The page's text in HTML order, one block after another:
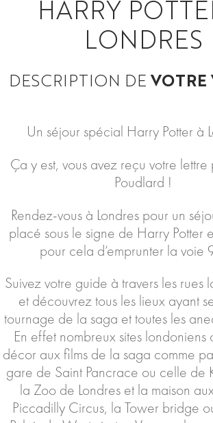
HARRY
LONDRES
DESCRIPTION DE VOTRE
Un séjour spécial Harry Potter à
Ça y est, vous avez reçu votre
Poudlard !
Rendez-vous à Londres pour un
placé sous le signe de Harry Potter
pour cela d’emprunter la
Suivez votre guide à travers les rues
et découvrez tous les lieux ayant
tournage de la saga et toutes les
En effet nombreux sites londoniens
décor aux films de la saga comme
gare de Saint Pancrace ou celle de
la Zoo de Londres et la maison
Piccadilly Circus, la Tower bridge